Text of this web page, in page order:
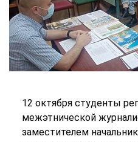
12 октября студенты
межэтнической
заместителем